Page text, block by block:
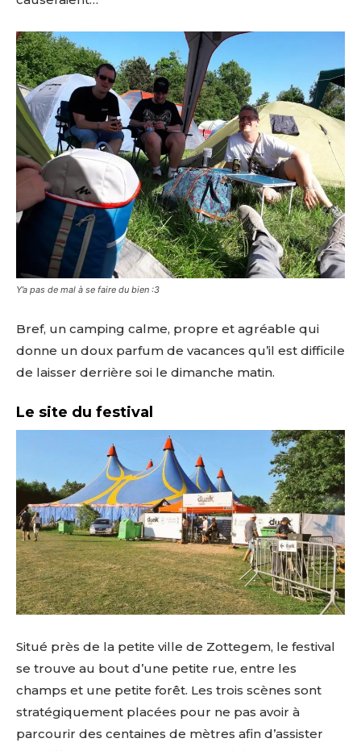
Y’a pas de mal à se faire du bien :3
Bref, un camping calme, propre et agréable qui
donne un doux parfum de vacances qu’il est difficile
de laisser derrière soi le dimanche matin.
Le site du festival
Situé près de la petite ville de Zottegem, le festival
se trouve au bout d’une petite rue, entre les
champs et une petite forêt. Les trois scènes sont
stratégiquement placées pour ne pas avoir à
parcourir des centaines de mètres afin d’assister